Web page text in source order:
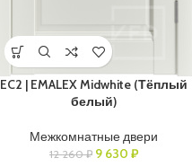
EC2 | EMALEX Midwhite (Тёплый
белый)
Межкомнатные двери
12 260₽ 9 630 ₽